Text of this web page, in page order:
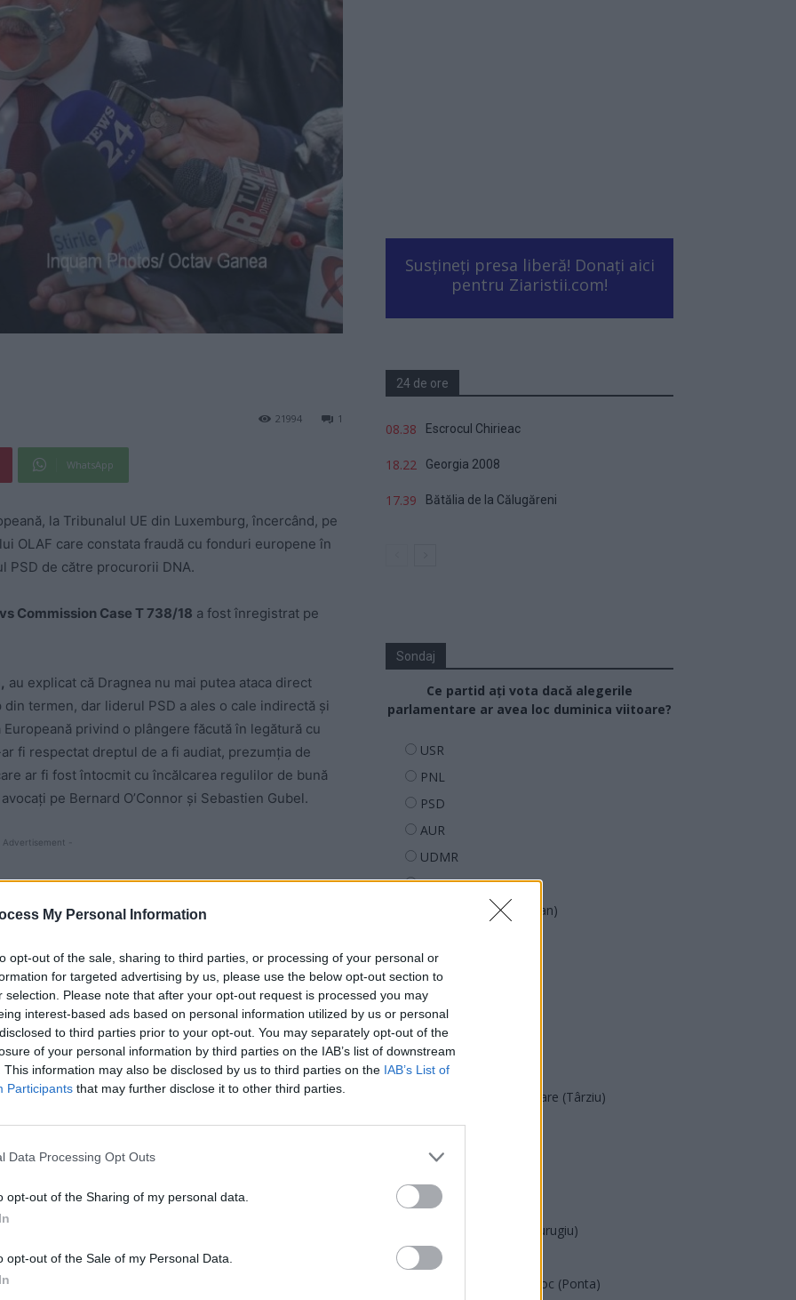
My Personal Information
opt-out of the sale, sharing to third parties, or processing of your personal or
for targeted advertising by us, please use the below opt-out section to
selection. Please note that after your opt-out request is processed you may
interest-based ads based on personal information utilized by us or personal
to third parties prior to your opt-out. You may separately opt-out of the
of your personal information by third parties on the IAB’s list of downstream
This information may also be disclosed by us to third parties on the IAB’s List of
Participants that may further disclose it to other third parties.
Data Processing Opt Outs
opt-out of the Sharing of my personal data.
opt-out of the Sale of my Personal Data.
1
21994
WhatsApp
la Tribunalul UE din Luxemburg, încercând, pe
OLAF care constata fraudă cu fonduri europene în
PSD de către procurorii DNA.
Commission Case T 738/18 a fost înregistrat pe
au explicat că Dragnea nu mai putea ataca direct
termen, dar liderul PSD a ales o cale indirectă şi
privind o plângere făcută în legătură cu
fi respectat dreptul de a fi audiat, prezumţia de
ar fi fost întocmit cu încălcarea regulilor de bună
pe Bernard O’Connor şi Sebastien Gubel.
Advertisement -
investigaţie OLAF care constata o fraudă cu fonduri
şi recomandă recuperarea integrala a 21 de
pentru constituirea unui grup infracţional, abuz în
europene, în legătura cu favorizarea companiei
comise în perioada în care era presedinte al
Susțineți presa liberă! Donați aici
pentru Ziaristii.com!
24 de ore
08.38 Escrocul Chirieac
18.22 Georgia 2008
17.39 Bătălia de la Călugăreni
Sondaj
Ce partid ați vota dacă alegerile
parlamentare ar avea loc duminica viitoare?
USR
PNL
PSD
AUR
UDMR
PMP (Tomac)
Forța Dreptei (L. Orban)
REPER
SENS
SOS (Șoșoacă)
PACE (Peia)
Acțiunea Conservatoare (Târziu)
PDF (Lazarus)
PUSL (D. Voiculescu)
PNCR (Terheș)
Partidul Patrioților (Surugiu)
FAR (Coarnă)
România pe Primul Loc (Ponta)